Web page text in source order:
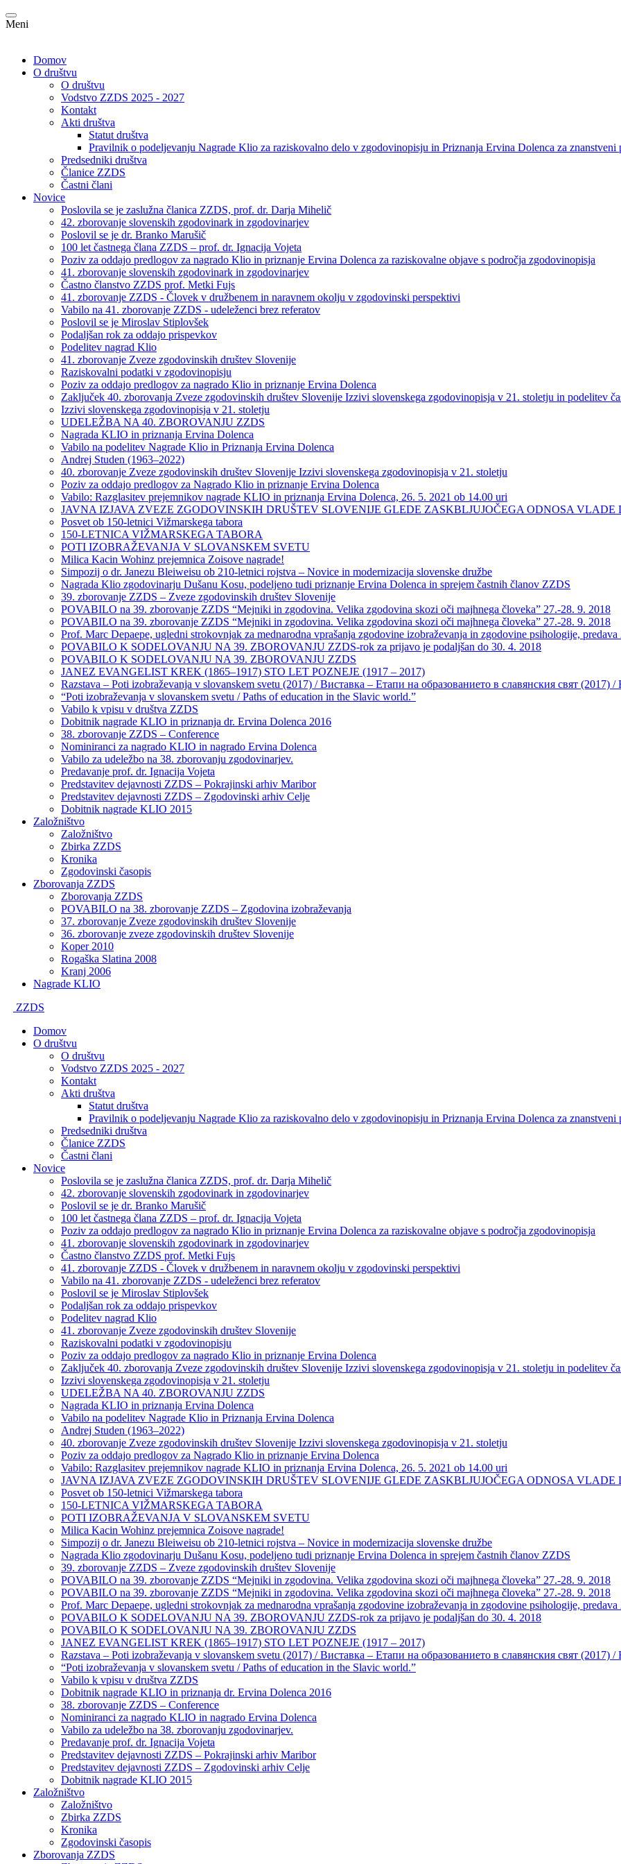
Meni
Domov
O društvu
O društvu
Vodstvo ZZDS 2025 - 2027
Kontakt
Akti društva
Statut društva
Pravilnik o podeljevanju Nagrade Klio za raziskovalno delo v zgodovinopisju in Priznanja Ervina Dolenca za znanstveni
Predsedniki društva
Članice ZZDS
Častni člani
Novice
Poslovila se je zaslužna članica ZZDS, prof. dr. Darja Mihelič
42. zborovanje slovenskih zgodovinark in zgodovinarjev
Poslovil se je dr. Branko Marušič
100 let častnega člana ZZDS – prof. dr. Ignacija Vojeta
Poziv za oddajo predlogov za nagrado Klio in priznanje Ervina Dolenca za raziskovalne objave s področja zgodovinopisja
41. zborovanje slovenskih zgodovinark in zgodovinarjev
Častno članstvo ZZDS prof. Metki Fujs
41. zborovanje ZZDS - Človek v družbenem in naravnem okolju v zgodovinski perspektivi
Vabilo na 41. zborovanje ZZDS - udeleženci brez referatov
Poslovil se je Miroslav Stiplovšek
Podaljšan rok za oddajo prispevkov
Podelitev nagrad Klio
41. zborovanje Zveze zgodovinskih društev Slovenije
Raziskovalni podatki v zgodovinopisju
Poziv za oddajo predlogov za nagrado Klio in priznanje Ervina Dolenca
Zaključek 40. zborovanja Zveze zgodovinskih društev Slovenije Izzivi slovenskega zgodovinopisja v 21. stoletju in podelitev
Izzivi slovenskega zgodovinopisja v 21. stoletju
UDELEŽBA NA 40. ZBOROVANJU ZZDS
Nagrada KLIO in priznanja Ervina Dolenca
Vabilo na podelitev Nagrade Klio in Priznanja Ervina Dolenca
Andrej Studen (1963–2022)
40. zborovanje Zveze zgodovinskih društev Slovenije Izzivi slovenskega zgodovinopisja v 21. stoletju
Poziv za oddajo predlogov za Nagrado Klio in priznanje Ervina Dolenca
Vabilo: Razglasitev prejemnikov nagrade KLIO in priznanja Ervina Dolenca, 26. 5. 2021 ob 14.00 uri
JAVNA IZJAVA ZVEZE ZGODOVINSKIH DRUŠTEV SLOVENIJE GLEDE ZASKBLJUJOČEGA ODNOSA VLADE
Posvet ob 150-letnici Vižmarskega tabora
150-LETNICA VIŽMARSKEGA TABORA
POTI IZOBRAŽEVANJA V SLOVANSKEM SVETU
Milica Kacin Wohinz prejemnica Zoisove nagrade!
Simpozij o dr. Janezu Bleiweisu ob 210-letnici rojstva – Novice in modernizacija slovenske družbe
Nagrada Klio zgodovinarju Dušanu Kosu, podeljeno tudi priznanje Ervina Dolenca in sprejem častnih članov ZZDS
39. zborovanje ZZDS – Zveze zgodovinskih društev Slovenije
POVABILO na 39. zborovanje ZZDS “Mejniki in zgodovina. Velika zgodovina skozi oči majhnega človeka” 27.-28. 9. 2018
POVABILO na 39. zborovanje ZZDS “Mejniki in zgodovina. Velika zgodovina skozi oči majhnega človeka” 27.-28. 9. 2018
Prof. Marc Depaepe, ugledni strokovnjak za mednarodna vprašanja zgodovine izobraževanja in zgodovine psihologije,
POVABILO K SODELOVANJU NA 39. ZBOROVANJU ZZDS-rok za prijavo je podaljšan do 30. 4. 2018
POVABILO K SODELOVANJU NA 39. ZBOROVANJU ZZDS
JANEZ EVANGELIST KREK (1865–1917) STO LET POZNEJE (1917 – 2017)
Razstava – Poti izobraževanja v slovanskem svetu (2017) / Виставка – Етапи на образованието в славянския свят
“Poti izobraževanja v slovanskem svetu / Paths of education in the Slavic world.”
Vabilo k vpisu v društva ZZDS
Dobitnik nagrade KLIO in priznanja dr. Ervina Dolenca 2016
38. zborovanje ZZDS – Conference
Nominiranci za nagrado KLIO in nagrado Ervina Dolenca
Vabilo za udeležbo na 38. zborovanju zgodovinarjev.
Predavanje prof. dr. Ignacija Vojeta
Predstavitev dejavnosti ZZDS – Pokrajinski arhiv Maribor
Predstavitev dejavnosti ZZDS – Zgodovinski arhiv Celje
Dobitnik nagrade KLIO 2015
Založništvo
Založništvo
Zbirka ZZDS
Kronika
Zgodovinski časopis
Zborovanja ZZDS
Zborovanja ZZDS
POVABILO na 38. zborovanje ZZDS – Zgodovina izobraževanja
37. zborovanje Zveze zgodovinskih društev Slovenije
36. zborovanje zveze zgodovinskih društev Slovenije
Koper 2010
Rogaška Slatina 2008
Kranj 2006
Nagrade KLIO
ZZDS
Domov
O društvu
O društvu
Vodstvo ZZDS 2025 - 2027
Kontakt
Akti društva
Statut društva
Pravilnik o podeljevanju Nagrade Klio za raziskovalno delo v zgodovinopisju in Priznanja Ervina Dolenca za znanstveni
Predsedniki društva
Članice ZZDS
Častni člani
Novice
Poslovila se je zaslužna članica ZZDS, prof. dr. Darja Mihelič
42. zborovanje slovenskih zgodovinark in zgodovinarjev
Poslovil se je dr. Branko Marušič
100 let častnega člana ZZDS – prof. dr. Ignacija Vojeta
Poziv za oddajo predlogov za nagrado Klio in priznanje Ervina Dolenca za raziskovalne objave s področja zgodovinopisja
41. zborovanje slovenskih zgodovinark in zgodovinarjev
Častno članstvo ZZDS prof. Metki Fujs
41. zborovanje ZZDS - Človek v družbenem in naravnem okolju v zgodovinski perspektivi
Vabilo na 41. zborovanje ZZDS - udeleženci brez referatov
Poslovil se je Miroslav Stiplovšek
Podaljšan rok za oddajo prispevkov
Podelitev nagrad Klio
41. zborovanje Zveze zgodovinskih društev Slovenije
Raziskovalni podatki v zgodovinopisju
Poziv za oddajo predlogov za nagrado Klio in priznanje Ervina Dolenca
Zaključek 40. zborovanja Zveze zgodovinskih društev Slovenije Izzivi slovenskega zgodovinopisja v 21. stoletju in podelitev
Izzivi slovenskega zgodovinopisja v 21. stoletju
UDELEŽBA NA 40. ZBOROVANJU ZZDS
Nagrada KLIO in priznanja Ervina Dolenca
Vabilo na podelitev Nagrade Klio in Priznanja Ervina Dolenca
Andrej Studen (1963–2022)
40. zborovanje Zveze zgodovinskih društev Slovenije Izzivi slovenskega zgodovinopisja v 21. stoletju
Poziv za oddajo predlogov za Nagrado Klio in priznanje Ervina Dolenca
Vabilo: Razglasitev prejemnikov nagrade KLIO in priznanja Ervina Dolenca, 26. 5. 2021 ob 14.00 uri
JAVNA IZJAVA ZVEZE ZGODOVINSKIH DRUŠTEV SLOVENIJE GLEDE ZASKBLJUJOČEGA ODNOSA VLADE
Posvet ob 150-letnici Vižmarskega tabora
150-LETNICA VIŽMARSKEGA TABORA
POTI IZOBRAŽEVANJA V SLOVANSKEM SVETU
Milica Kacin Wohinz prejemnica Zoisove nagrade!
Simpozij o dr. Janezu Bleiweisu ob 210-letnici rojstva – Novice in modernizacija slovenske družbe
Nagrada Klio zgodovinarju Dušanu Kosu, podeljeno tudi priznanje Ervina Dolenca in sprejem častnih članov ZZDS
39. zborovanje ZZDS – Zveze zgodovinskih društev Slovenije
POVABILO na 39. zborovanje ZZDS “Mejniki in zgodovina. Velika zgodovina skozi oči majhnega človeka” 27.-28. 9. 2018
POVABILO na 39. zborovanje ZZDS “Mejniki in zgodovina. Velika zgodovina skozi oči majhnega človeka” 27.-28. 9. 2018
Prof. Marc Depaepe, ugledni strokovnjak za mednarodna vprašanja zgodovine izobraževanja in zgodovine psihologije,
POVABILO K SODELOVANJU NA 39. ZBOROVANJU ZZDS-rok za prijavo je podaljšan do 30. 4. 2018
POVABILO K SODELOVANJU NA 39. ZBOROVANJU ZZDS
JANEZ EVANGELIST KREK (1865–1917) STO LET POZNEJE (1917 – 2017)
Razstava – Poti izobraževanja v slovanskem svetu (2017) / Виставка – Етапи на образованието в славянския свят
“Poti izobraževanja v slovanskem svetu / Paths of education in the Slavic world.”
Vabilo k vpisu v društva ZZDS
Dobitnik nagrade KLIO in priznanja dr. Ervina Dolenca 2016
38. zborovanje ZZDS – Conference
Nominiranci za nagrado KLIO in nagrado Ervina Dolenca
Vabilo za udeležbo na 38. zborovanju zgodovinarjev.
Predavanje prof. dr. Ignacija Vojeta
Predstavitev dejavnosti ZZDS – Pokrajinski arhiv Maribor
Predstavitev dejavnosti ZZDS – Zgodovinski arhiv Celje
Dobitnik nagrade KLIO 2015
Založništvo
Založništvo
Zbirka ZZDS
Kronika
Zgodovinski časopis
Zborovanja ZZDS